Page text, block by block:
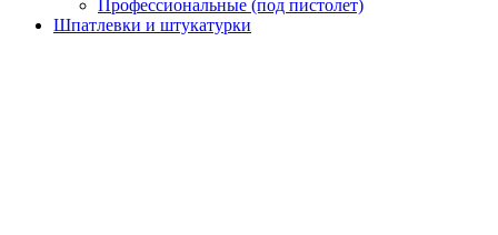
Профессиональные (под пистолет)
Шпатлевки и штукатурки